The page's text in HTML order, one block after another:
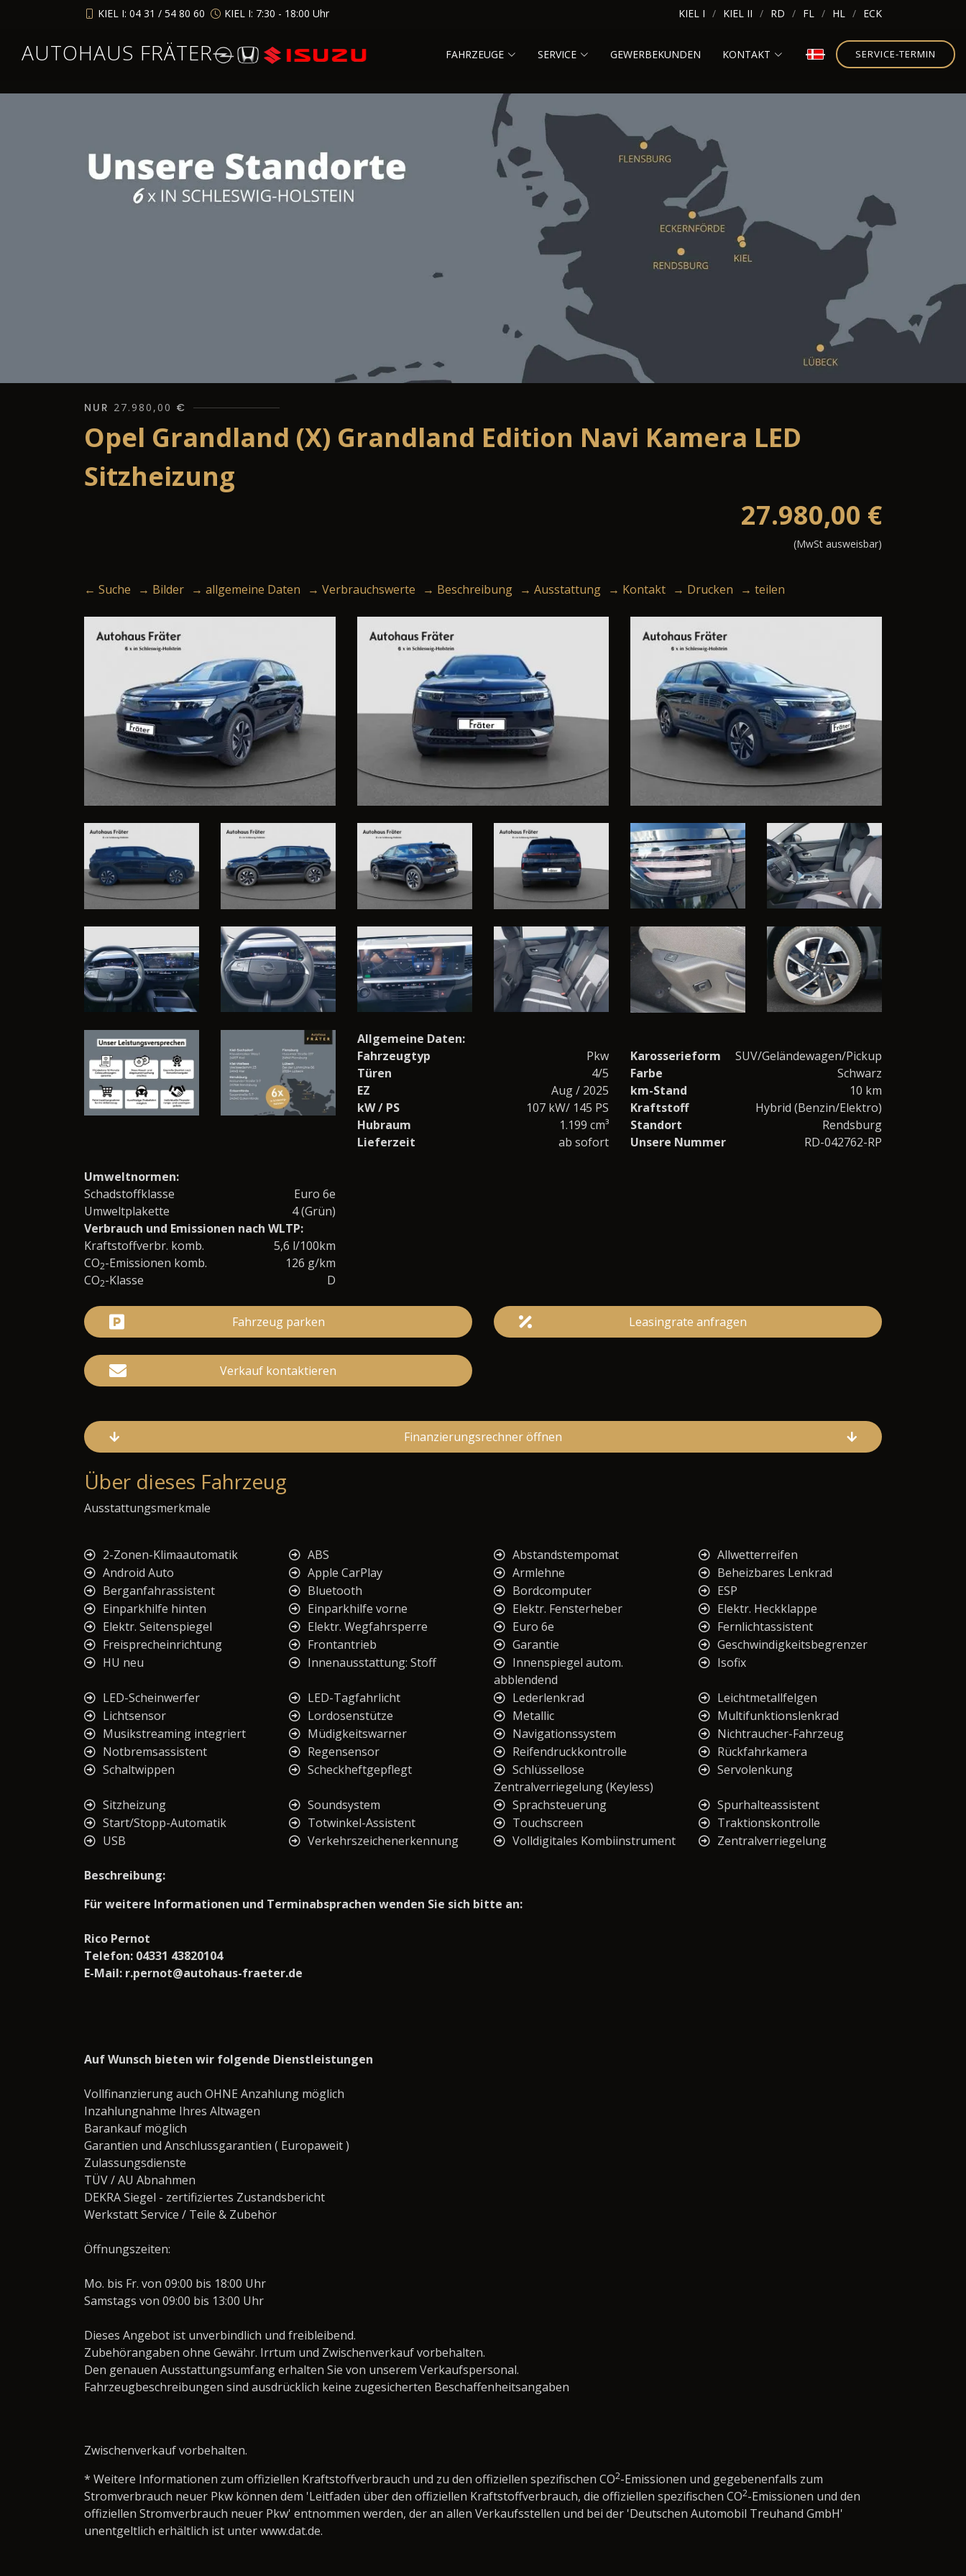
KIEL I: 04 31 / 54 80 60 KIEL I: 7:30 - 18:00 Uhr KIEL I KIEL II RD FL HL ECK
AUTOHAUS FRÄTER FAHRZEUGE SERVICE GEWERBEKUNDEN KONTAKT SERVICE-TERMIN
NUR 27.980,00 €
Opel Grandland (X) Grandland Edition Navi Kamera LED
Sitzheizung
27.980,00 €
(MwSt ausweisbar)
← Suche → Bilder → allgemeine Daten → Verbrauchswerte → Beschreibung → Ausstattung → Kontakt → Drucken → teilen
Allgemeine Daten:
Fahrzeugtyp
Pkw Karosserieform
SUV/Geländewagen/Pickup
Türen
4/5 Farbe
Schwarz
EZ
Aug / 2025 km-Stand
10 km
kW / PS
107 kW/ 145 PS Kraftstoff
Hybrid (Benzin/Elektro)
Hubraum
1.199 cm³ Standort
Rendsburg
Lieferzeit
ab sofort Unsere Nummer RD-042762-RP
Umweltnormen:
Schadstoffklasse
Euro 6e
Umweltplakette
4 (Grün)
Verbrauch und Emissionen nach WLTP:
Kraftstoffverbr. komb.
5,6 l/100km
CO2-Emissionen komb.
126 g/km
CO2-Klasse D
Fahrzeug parken Leasingrate anfragen
Verkauf kontaktieren
Finanzierungsrechner öffnen
Über dieses Fahrzeug
Ausstattungsmerkmale
2-Zonen-Klimaautomatik ABS Abstandstempomat
Allwetterreifen
Android Auto
Apple CarPlay Armlehne
Beheizbares Lenkrad
Berganfahrassistent
Bluetooth Bordcomputer
ESP
Einparkhilfe hinten
Einparkhilfe vorne Elektr. Fensterheber
Elektr. Heckklappe
Elektr. Seitenspiegel
Elektr. Wegfahrsperre Euro 6e
Fernlichtassistent
Freisprecheinrichtung
Frontantrieb Garantie
Geschwindigkeitsbegrenzer
HU neu
Innenausstattung: Stoff
Innenspiegel autom.
abblendend
Isofix
LED-Scheinwerfer LED-Tagfahrlicht Lederlenkrad
Leichtmetallfelgen
Lichtsensor
Lordosenstütze Metallic
Multifunktionslenkrad
Musikstreaming integriert
Müdigkeitswarner Navigationssystem
Nichtraucher-Fahrzeug
Notbremsassistent
Regensensor Reifendruckkontrolle
Rückfahrkamera
Schaltwippen
Scheckheftgepflegt
Schlüssellose
Zentralverriegelung (Keyless)
Servolenkung
Sitzheizung Soundsystem Sprachsteuerung
Spurhalteassistent
Start/Stopp-Automatik
Totwinkel-Assistent Touchscreen
Traktionskontrolle
USB
Verkehrszeichenerkennung Volldigitales Kombiinstrument Zentralverriegelung
Beschreibung:
Für weitere Informationen und Terminabsprachen wenden Sie sich bitte an:
Rico Pernot
Telefon: 04331 43820104
E-Mail: r.pernot@autohaus-fraeter.de
Auf Wunsch bieten wir folgende Dienstleistungen
Vollfinanzierung auch OHNE Anzahlung möglich
Inzahlungnahme Ihres Altwagen
Barankauf möglich
Garantien und Anschlussgarantien ( Europaweit )
Zulassungsdienste
TÜV / AU Abnahmen
DEKRA Siegel - zertifiziertes Zustandsbericht
Werkstatt Service / Teile & Zubehör
Öffnungszeiten:
Mo. bis Fr. von 09:00 bis 18:00 Uhr
Samstags von 09:00 bis 13:00 Uhr
Dieses Angebot ist unverbindlich und freibleibend.
Zubehörangaben ohne Gewähr. Irrtum und Zwischenverkauf vorbehalten.
Den genauen Ausstattungsumfang erhalten Sie von unserem Verkaufspersonal.
Fahrzeugbeschreibungen sind ausdrücklich keine zugesicherten Beschaffenheitsangaben
Zwischenverkauf vorbehalten.
* Weitere Informationen zum offiziellen Kraftstoffverbrauch und zu den offiziellen spezifischen CO2-Emissionen und gegebenenfalls zum
Stromverbrauch neuer Pkw können dem 'Leitfaden über den offiziellen Kraftstoffverbrauch, die offiziellen spezifischen CO2-Emissionen und den
offiziellen Stromverbrauch neuer Pkw' entnommen werden, der an allen Verkaufsstellen und bei der 'Deutschen Automobil Treuhand GmbH'
unentgeltlich erhältlich ist unter www.dat.de.